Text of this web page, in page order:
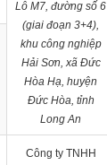
Lô M7, đường số 6
(giai đoạn 3+4),
khu công nghiệp
Hải Sơn, xã Đức
Hòa Hạ, huyện
Đức Hòa, tỉnh
Long An
Công ty TNHH